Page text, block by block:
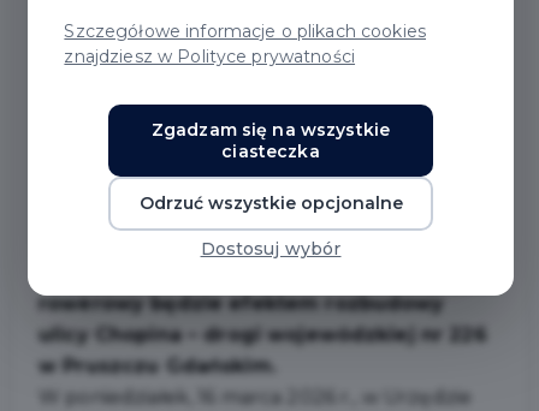
PODPISANIE UMOWY
NA NOWY WIADUKT W
PRUSZCZU GDAŃSKIM
Nowy obiekt mostowy przez linię kolejową
i drogi, rozbudowane skrzyżowanie
rowerowy będzie efektem rozbudowy
ulicy Chopina – drogi wojewódzkiej nr 226
w Pruszczu Gdańskim.
W poniedziałek, 16 marca 2026 r., w Urzędzie
Szczegółowe informacje o plikach cookies
znajdziesz w Polityce prywatności
Zgadzam się na wszystkie
ciasteczka
Odrzuć wszystkie opcjonalne
Dostosuj wybór